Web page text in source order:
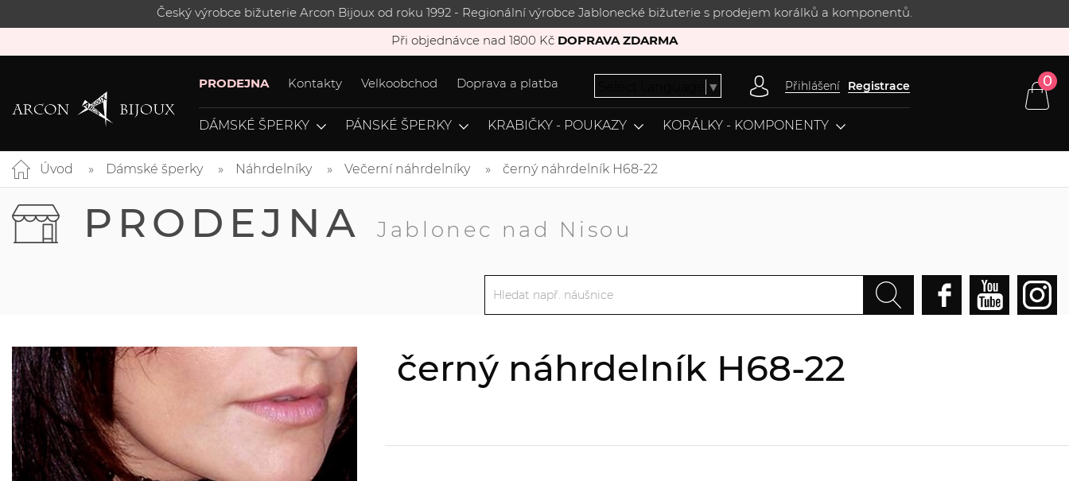
Český výrobce bižuterie Arcon Bijoux od roku 1992 - Regionální výrobce Jablonecké bižuterie s prodejem korálků a komponentů.
Při objednávce nad 1800 Kč DOPRAVA ZDARMA
PRODEJNA Kontakty Velkoobchod Doprava a platba ▼ Přihlášení Registrace 0
DÁMSKÉ ŠPERKY PÁNSKÉ ŠPERKY KRABIČKY - POUKAZY KORÁLKY - KOMPONENTY
Úvod Dámské šperky Náhrdelníky Večerní náhrdelníky černý náhrdelník H68-22
PRODEJNA Jablonec nad Nisou
černý náhrdelník H68-22